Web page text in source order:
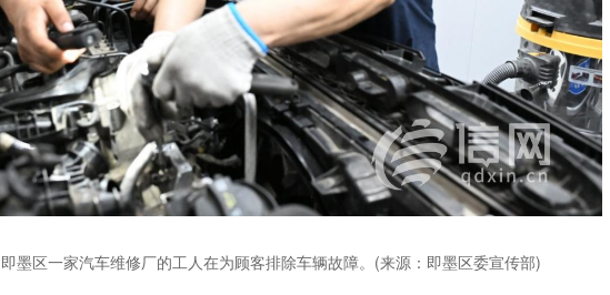
即墨区一家汽车维修厂的工人在为顾客排除车辆故障。(来源：即墨区委宣传部)